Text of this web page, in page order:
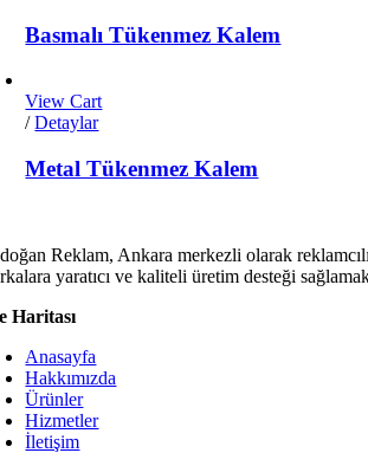
Basmalı Tükenmez Kalem
View Cart
/ Detaylar
Metal Tükenmez Kalem
Reklam, Ankara merkezli olarak
yaratıcı ve kaliteli üretim desteği
Haritası
Anasayfa
Hakkımızda
Ürünler
Hizmetler
İletişim